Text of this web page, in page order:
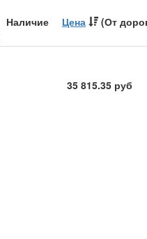
Наличие Цена (От
35 815.35 руб